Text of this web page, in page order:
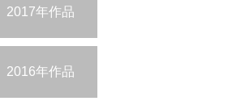
2017年作品
2016年作品